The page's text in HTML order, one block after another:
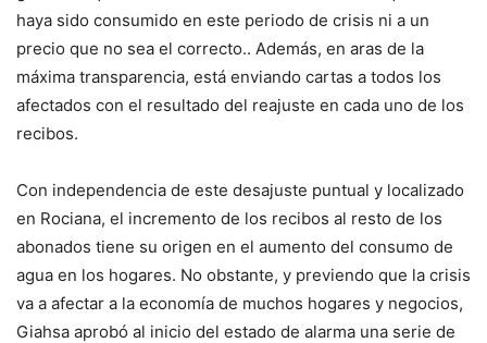
haya sido consumido en este periodo de crisis ni a un
precio que no sea el correcto.. Además, en aras de la
máxima transparencia, está enviando cartas a todos los
afectados con el resultado del reajuste en cada uno de los
recibos.
Con independencia de este desajuste puntual y localizado
en Rociana, el incremento de los recibos al resto de los
abonados tiene su origen en el aumento del consumo de
agua en los hogares. No obstante, y previendo que la crisis
va a afectar a la economía de muchos hogares y negocios,
Giahsa aprobó al inicio del estado de alarma una serie de